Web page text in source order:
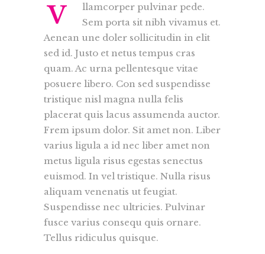
V
llamcorper pulvinar pede.
Sem porta sit nibh vivamus et.
Aenean une doler sollicitudin in elit
sed id. Justo et netus tempus cras
quam. Ac urna pellentesque vitae
posuere libero. Con sed suspendisse
tristique nisl magna nulla felis
placerat quis lacus assumenda auctor.
Frem ipsum dolor. Sit amet non. Liber
varius ligula a id nec liber amet non
metus ligula risus egestas senectus
euismod. In vel tristique. Nulla risus
aliquam venenatis ut feugiat.
Suspendisse nec ultricies. Pulvinar
fusce varius consequ quis ornare.
Tellus ridiculus quisque.